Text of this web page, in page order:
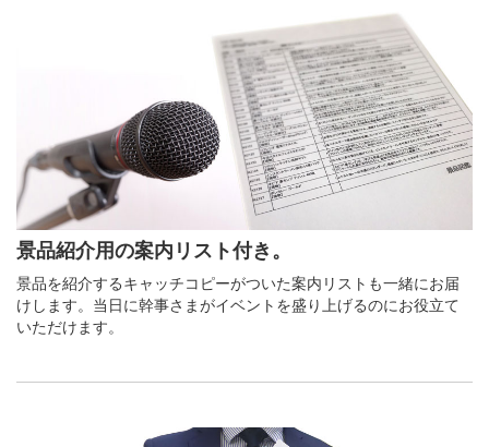
景品紹介用の案内リスト付き。
景品を紹介するキャッチコピーがついた案内リストも一緒にお届
けします。当日に幹事さまがイベントを盛り上げるのにお役立て
いただけます。